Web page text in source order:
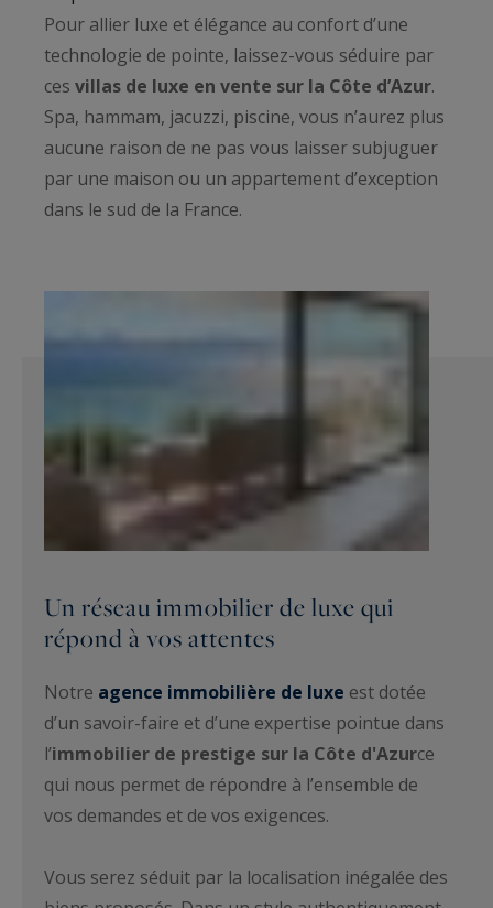
Pour allier luxe et élégance au confort d’une
technologie de pointe, laissez-vous séduire par
ces villas de luxe en vente sur la Côte d’Azur.
Spa, hammam, jacuzzi, piscine, vous n’aurez plus
aucune raison de ne pas vous laisser subjuguer
par une maison ou un appartement d’exception
dans le sud de la France.
Un réseau immobilier de luxe qui
répond à vos attentes
Notre agence immobilière de luxe est dotée
d’un savoir-faire et d’une expertise pointue dans
l’immobilier de prestige sur la Côte d'Azurce
qui nous permet de répondre à l’ensemble de
vos demandes et de vos exigences.
Vous serez séduit par la localisation inégalée des